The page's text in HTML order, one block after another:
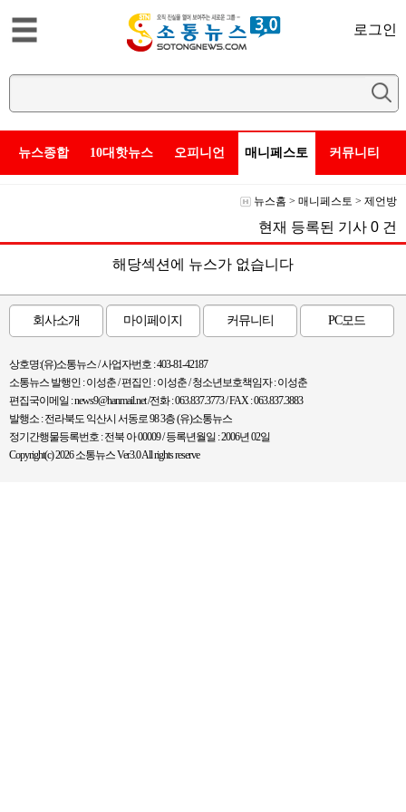
로그인
뉴스종합 10대핫뉴스 오피니언 매니페스토 커뮤니티
뉴스홈 > 매니페스토 > 제언방
현재 등록된 기사 0 건
해당섹션에 뉴스가 없습니다
회사소개 마이페이지 커뮤니티 PC모드
상호명:(유)소통뉴스 / 사업자번호 : 403-81-42187
소통뉴스 발행인 : 이성춘 / 편집인 : 이성춘 / 청소년보호책임자 : 이성춘
편집국이메일 : news9@hanmail.net /전화 : 063.837.3773 / FAX : 063.837.3883
발행소 : 전라북도 익산시 서동로 98 3층 (유)소통뉴스
정기간행물등록번호 : 전북 아 00009 / 등록년월일 : 2006년 02일
Copyright(c) 2026 소통뉴스 Ver3.0 All rights reserve